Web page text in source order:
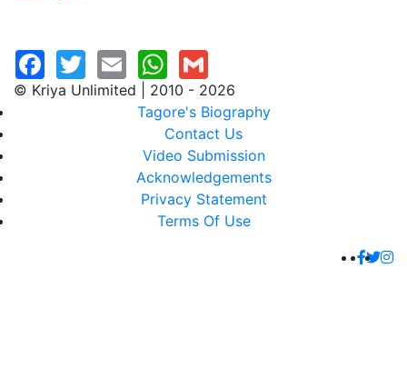
© Kriya Unlimited | 2010 - 2026
Tagore's Biography
Contact Us
Video Submission
Acknowledgements
Privacy Statement
Terms Of Use